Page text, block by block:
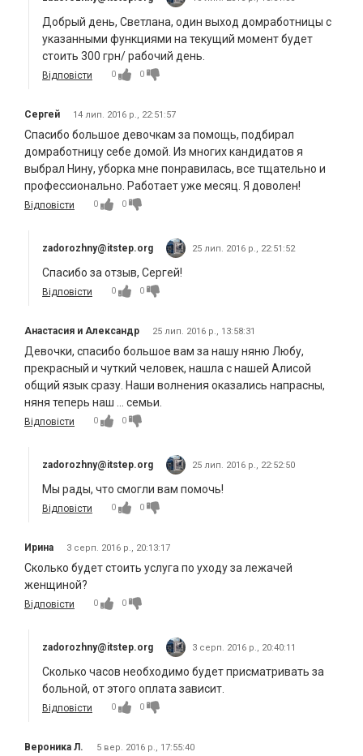
Добрый день, Светлана, один выход домработницы с
указанными функциями на текущий момент будет
стоить 300 грн/ рабочий день.
Відповісти 0 0
Сергей 14 лип. 2016 р., 22:51:57
Спасибо большое девочкам за помощь, подбирал
домработницу себе домой. Из многих кандидатов я
выбрал Нину, уборка мне понравилась, все тщательно и
профессионально. Работает уже месяц. Я доволен!
Відповісти 0 0
zadorozhny@itstep.org 25 лип. 2016 р., 22:51:52
Спасибо за отзыв, Сергей!
Відповісти 0 0
Анастасия и Александр 25 лип. 2016 р., 13:58:31
Девочки, спасибо большое вам за нашу няню Любу,
прекрасный и чуткий человек, нашла с нашей Алисой
общий язык сразу. Наши волнения оказались напрасны,
няня теперь наш ... семьи.
Відповісти 0 0
zadorozhny@itstep.org 25 лип. 2016 р., 22:52:50
Мы рады, что смогли вам помочь!
Відповісти 0 0
Ирина 3 серп. 2016 р., 20:13:17
Сколько будет стоить услуга по уходу за лежачей
женщиной?
Відповісти 0 0
zadorozhny@itstep.org 3 серп. 2016 р., 20:40:11
Сколько часов необходимо будет присматривать за
больной, от этого оплата зависит.
Відповісти 0 0
Вероника Л. 5 вер. 2016 р., 17:55:40